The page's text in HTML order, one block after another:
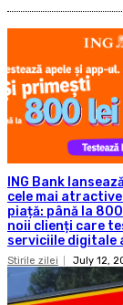
ING Bank
cele mai
piață: până la
noii clienți care
serviciile digitale
Stirile zilei July 12,